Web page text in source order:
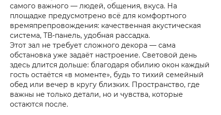
самого важного — людей, общения, вкуса. На
площадке предусмотрено всё для комфортного
времяпрепровождения: качественная акустическая
система, ТВ-панель, удобная рассадка.
Этот зал не требует сложного декора — сама
обстановка уже задаёт настроение. Световой день
здесь длится дольше: благодаря обилию окон каждый
гость остаётся «в моменте», будь то тихий семейный
обед или вечер в кругу близких. Пространство, где
важны не только детали, но и чувства, которые
остаются после.